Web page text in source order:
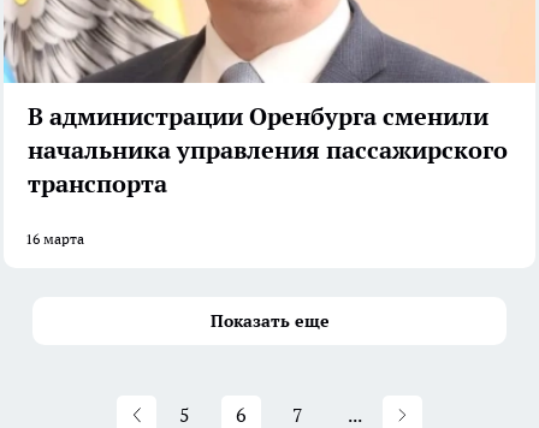
В администрации Оренбурга сменили
начальника управления пассажирского
транспорта
16 марта
Показать еще
5 6 7 ...